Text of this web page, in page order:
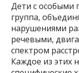
Дети с особыми
группа,
нарушениями
речевыми,
спектром
Каждое из этих